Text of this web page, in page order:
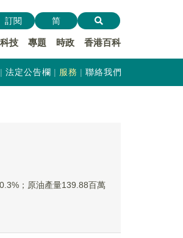
科技 專題 時政 香港百科
訂閱 简
法定公告欄 服務 聯絡我們
；原油產量139.88百萬